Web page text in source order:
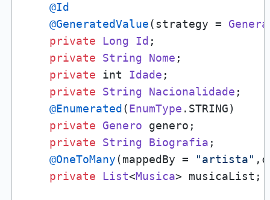
@Id
@GeneratedValue(strategy =
private
Long Id ;
private
String Nome ;
private int Idade ;
private
String Nacionalidade ;
@Enumerated (EnumType . STRING)
private
Genero genero;
private
String Biografia ;
@OneToMany(mappedBy = "artista"
private
List<Musica> musicaList;